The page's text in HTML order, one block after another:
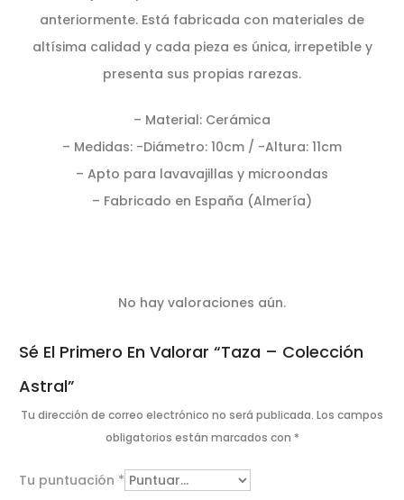
anteriormente. Está fabricada con materiales de
altísima calidad y cada pieza es única, irrepetible y
presenta sus propias rarezas.
– Material: Cerámica
– Medidas: -Diámetro: 10cm / -Altura: 11cm
– Apto para lavavajillas y microondas
– Fabricado en España (Almería)
V
a
l
r
No hay valoraciones aún.
Sé El Primero En Valorar “Taza – Colección
Astral”
Tu dirección de correo electrónico no será publicada. Los campos
obligatorios están marcados con *
Tu puntuación *